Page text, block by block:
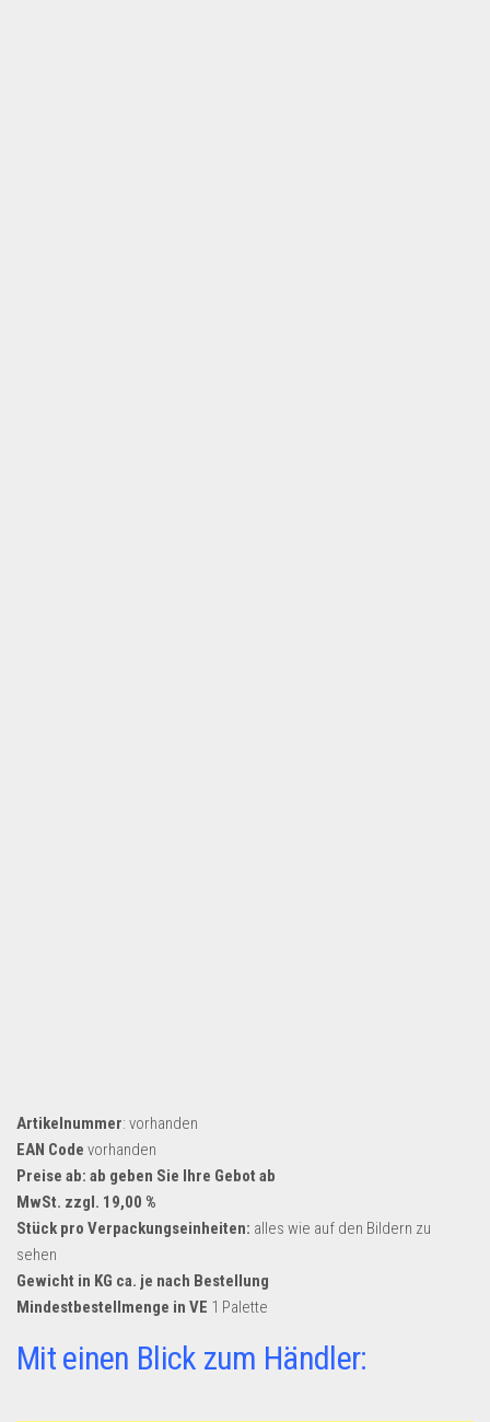
Artikelnummer: vorhanden
EAN Code vorhanden
Preise ab: ab geben Sie Ihre Gebot ab
MwSt. zzgl. 19,00 %
Stück pro Verpackungseinheiten: alles wie auf den Bildern zu
sehen
Gewicht in KG ca. je nach Bestellung
Mindestbestellmenge in VE 1 Palette
Mit einen Blick zum Händler: